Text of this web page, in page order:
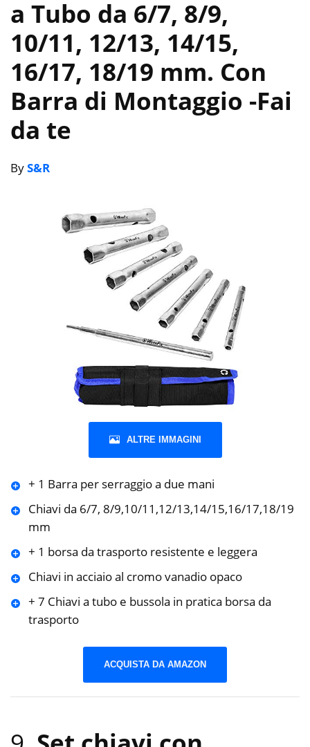
a Tubo da 6/7, 8/9,
10/11, 12/13, 14/15,
16/17, 18/19 mm. Con
Barra di Montaggio -Fai
da te
ByS&R
ALTRE IMMAGINI
+ 1 Barra per serraggio a due mani
Chiavi da 6/7, 8/9,10/11,12/13,14/15,16/17,18/19
mm
+ 1 borsa da trasporto resistente e leggera
Chiavi in acciaio al cromo vanadio opaco
+ 7 Chiavi a tubo e bussola in pratica borsa da
trasporto
ACQUISTA DA AMAZON